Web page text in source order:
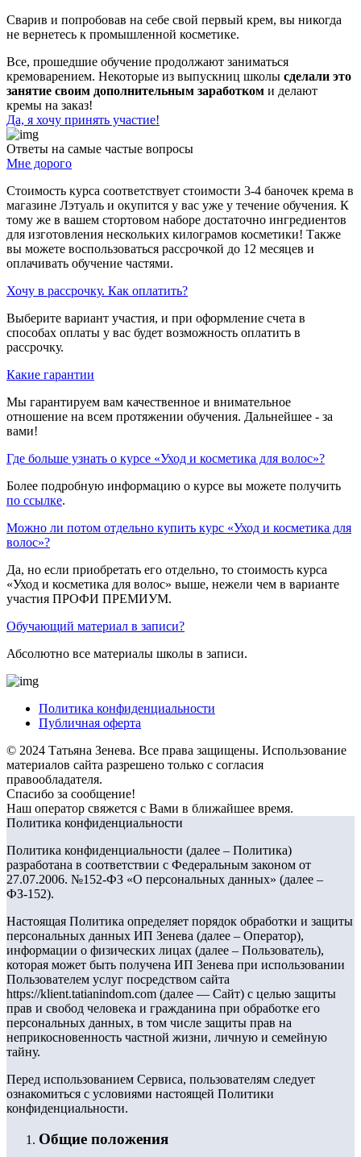
Сварив и попробовав на себе свой первый крем, вы никогда
не вернетесь к промышленной косметике.
Все, прошедшие обучение продолжают заниматься
кремоварением. Некоторые из выпускниц школы сделали это
занятие своим дополнительным заработком и делают
кремы на заказ!
Да, я хочу принять участие!
Ответы на самые частые вопросы
Мне дорого
Стоимость курса соответствует стоимости 3-4 баночек крема в
магазине Лэтуаль и окупится у вас уже у течение обучения. К
тому же в вашем стортовом наборе достаточно ингредиентов
для изготовления нескольких килограмов косметики! Также
вы можете воспользоваться рассрочкой до 12 месяцев и
оплачивать обучение частями.
Хочу в рассрочку. Как оплатить?
Выберите вариант участия, и при оформление счета в
способах оплаты у вас будет возможность оплатить в
рассрочку.
Какие гарантии
Мы гарантируем вам качественное и внимательное
отношение на всем протяжении обучения. Дальнейшее - за
вами!
Где больше узнать о курсе «Уход и косметика для волос»?
Более подробную информацию о курсе вы можете получить
по ссылке.
Можно ли потом отдельно купить курс «Уход и косметика для
волос»?
Да, но если приобретать его отдельно, то стоимость курса
«Уход и косметика для волос» выше, нежели чем в варианте
участия ПРОФИ ПРЕМИУМ.
Обучающий материал в записи?
Абсолютно все материалы школы в записи.
Политика конфиденциальности
Публичная оферта
© 2024 Татьяна Зенева. Все права защищены. Использование
материалов сайта разрешено только с согласия
правообладателя.
Спасибо за сообщение!
Наш оператор свяжется с Вами в ближайшее время.
Политика конфиденциальности
Политика конфиденциальности (далее – Политика)
разработана в соответствии с Федеральным законом от
27.07.2006. №152-ФЗ «О персональных данных» (далее –
ФЗ-152).
Настоящая Политика определяет порядок обработки и защиты
персональных данных ИП Зенева (далее – Оператор),
информации о физических лицах (далее – Пользователь),
которая может быть получена ИП Зенева при использовании
Пользователем услуг посредством сайта
https://klient.tatianindom.com (далее — Сайт) с целью защиты
прав и свобод человека и гражданина при обработке его
персональных данных, в том числе защиты прав на
неприкосновенность частной жизни, личную и семейную
тайну.
Перед использованием Сервиса, пользователям следует
ознакомиться с условиями настоящей Политики
конфиденциальности.
Общие положения